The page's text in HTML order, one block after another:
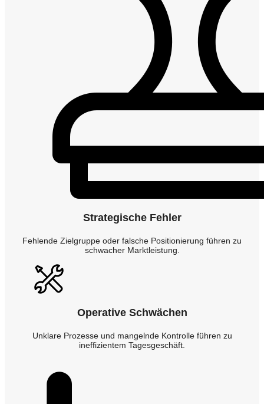
Strategische Fehler
Fehlende Zielgruppe oder falsche Positionierung führen zu
schwacher Marktleistung.
Operative Schwächen
Unklare Prozesse und mangelnde Kontrolle führen zu
ineffizientem Tagesgeschäft.